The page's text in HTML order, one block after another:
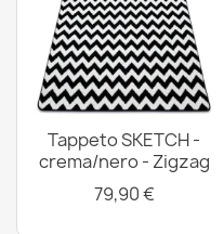
Tappeto da bagno
antiscivolo, morbido -
11,90 €
Tappeto SKETCH -
crema/nero - Zigzag
79,90 €